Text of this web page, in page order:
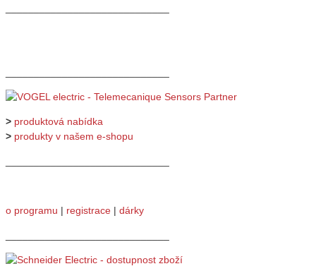
> produktová nabídka
> produkty v našem e-shopu
o programu | registrace | dárky